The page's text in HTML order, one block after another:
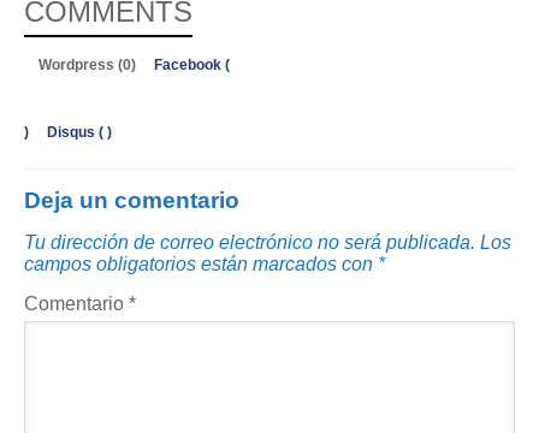
COMMENTS
Wordpress (0) Facebook (
) Disqus ( )
Deja un comentario
Tu dirección de correo electrónico no será publicada. Los
campos obligatorios están marcados con *
Comentario *